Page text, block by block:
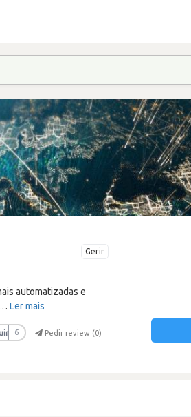
Gerir
automatizadas e
Ler mais
6 Pedir review (0)